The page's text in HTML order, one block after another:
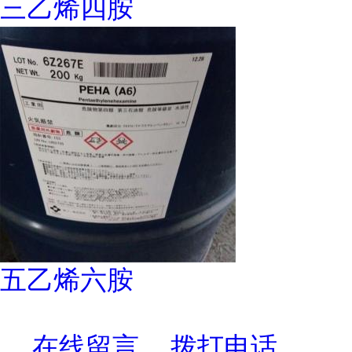
三乙烯四胺
五乙烯六胺